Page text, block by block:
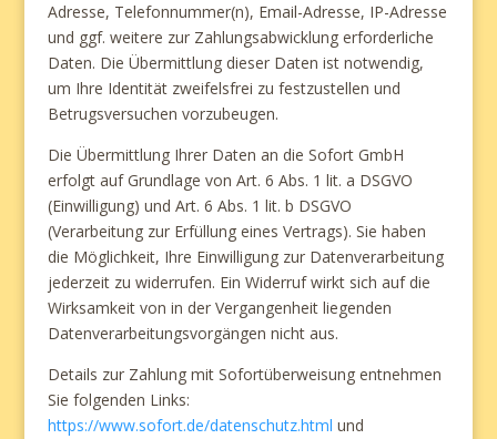
Adresse, Telefonnummer(n), Email-Adresse, IP-Adresse
und ggf. weitere zur Zahlungsabwicklung erforderliche
Daten. Die Übermittlung dieser Daten ist notwendig,
um Ihre Identität zweifelsfrei zu festzustellen und
Betrugsversuchen vorzubeugen.
Die Übermittlung Ihrer Daten an die Sofort GmbH
erfolgt auf Grundlage von Art. 6 Abs. 1 lit. a DSGVO
(Einwilligung) und Art. 6 Abs. 1 lit. b DSGVO
(Verarbeitung zur Erfüllung eines Vertrags). Sie haben
die Möglichkeit, Ihre Einwilligung zur Datenverarbeitung
jederzeit zu widerrufen. Ein Widerruf wirkt sich auf die
Wirksamkeit von in der Vergangenheit liegenden
Datenverarbeitungsvorgängen nicht aus.
Details zur Zahlung mit Sofortüberweisung entnehmen
Sie folgenden Links:
https://www.sofort.de/datenschutz.html und